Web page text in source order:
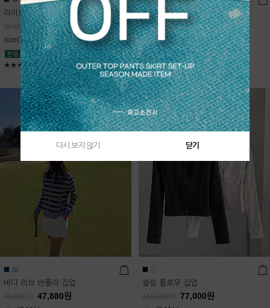
라이트데님 핀턱 스커트
98,000원 68,600원
size(XS,S,M,L)
★★★★★5
블룸 하이넥 니트집업
Sold Out
free(44~66)
★★★★★4.9
버디 리브 반폴라 집업
79,800 47,880원
슬림 플로우 집업
110,000 77,000원
다시 보지 않기 닫기